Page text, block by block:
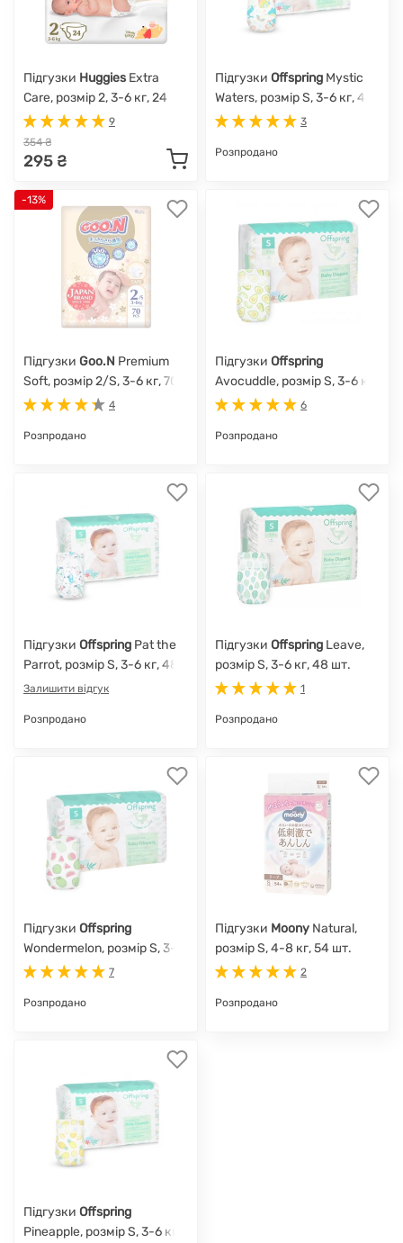
Підгузки Huggies Extra
Care, розмір 2, 3-6 кг, 24
шт.
9
354 ₴
295 ₴
Підгузки Offspring Mystic
Waters, розмір S, 3-6 кг, 48
шт.
3
Розпродано
-13%
Підгузки Goo.N Premium
Soft, розмір 2/S, 3-6 кг, 70
шт.
4
Розпродано
Підгузки Offspring
Avocuddle, розмір S, 3-6 кг,
48 шт.
6
Розпродано
Підгузки Offspring Pat the
Parrot, розмір S, 3-6 кг, 48
шт.
Залишити відгук
Розпродано
Підгузки Offspring Leave,
розмір S, 3-6 кг, 48 шт.
1
Розпродано
Підгузки Offspring
Wondermelon, розмір S, 3-6
кг, 48 шт.
7
Розпродано
Підгузки Moony Natural,
розмір S, 4-8 кг, 54 шт.
2
Розпродано
Підгузки Offspring
Pineapple, розмір S, 3-6 кг,